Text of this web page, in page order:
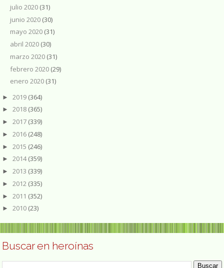
julio 2020 (31)
junio 2020 (30)
mayo 2020 (31)
abril 2020 (30)
marzo 2020 (31)
febrero 2020 (29)
enero 2020 (31)
► 2019 (364)
► 2018 (365)
► 2017 (339)
► 2016 (248)
► 2015 (246)
► 2014(359)
► 2013 (339)
► 2012 (335)
► 2011 (352)
► 2010 (23)
Buscar en heroínas